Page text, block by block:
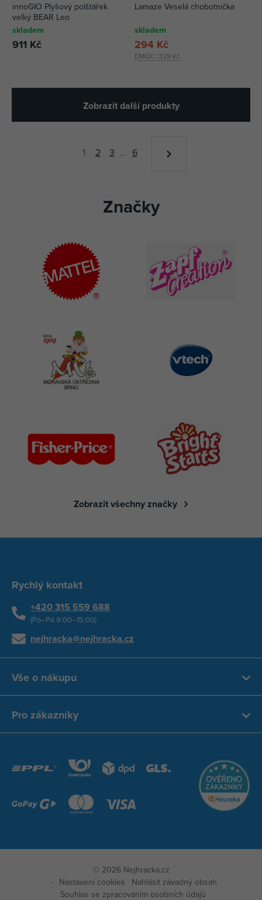
innoGIO Plyšový polštářek
velký BEAR Leo
skladem
911 Kč
Lamaze Veselá chobotnička
skladem
DMOC: 329 Kč
294 Kč
Zobrazit další produkty
1 2 3 … 6
Značky
Zobrazit všechny značky
Rychlý kontakt
+420 315 559 688
(Po–Pá 9:00–15:00)
nejhracka@nejhracka.cz
Vše o nákupu
Pro zákazníky
© 2026 Nejhracka.cz
Nastavení cookies
Nahlásit závadný obsah
Souhlas se zpracováním osobních údajů